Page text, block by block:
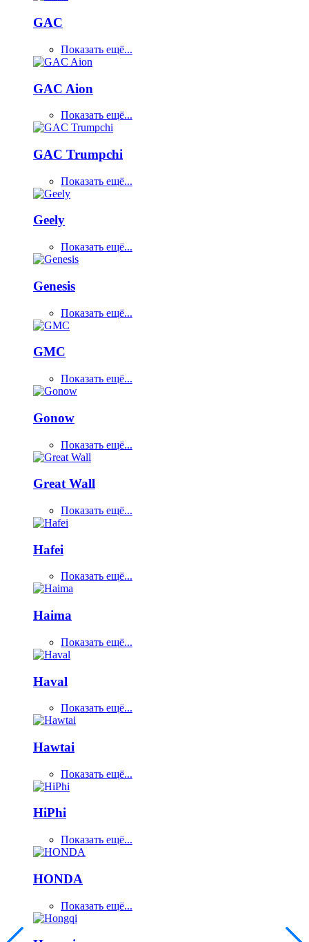
GAC
Показать ещё...
GAC Aion
Показать ещё...
GAC Trumpchi
Показать ещё...
Geely
Показать ещё...
Genesis
Показать ещё...
GMC
Показать ещё...
Gonow
Показать ещё...
Great Wall
Показать ещё...
Hafei
Показать ещё...
Haima
Показать ещё...
Haval
Показать ещё...
Hawtai
Показать ещё...
HiPhi
Показать ещё...
HONDA
Показать ещё...